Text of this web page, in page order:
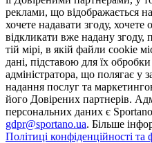
реклами, що відображається
хочете надавати згоду, хочете
відкликати вже надану
тій мірі, в якій файли cookie
дані, підставою для їх
адміністратора, що полягає у
надання послуг та
його Довірених партнерів.
персональних даних є
gdpr@sportano.ua. Більше
Політиці конфіденційності